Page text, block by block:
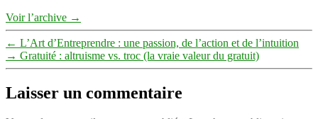
Voir l’archive →
← L’Art d’Entreprendre : une passion, de l’action et de l’intuition
→ Gratuité : altruisme vs. troc (la vraie valeur du gratuit)
Laisser un commentaire